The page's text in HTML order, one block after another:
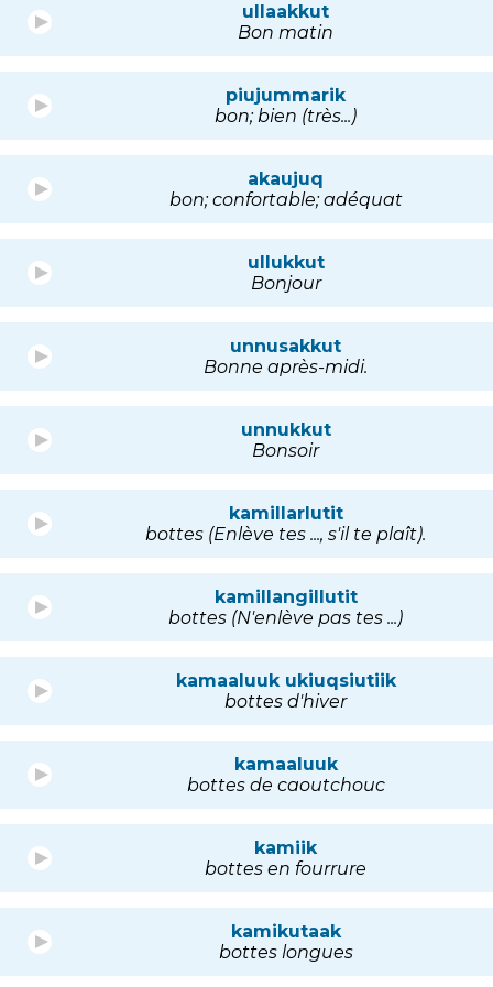
ullaakkut
Bon matin
piujummarik
bon; bien (très...)
akaujuq
bon; confortable; adéquat
ullukkut
Bonjour
unnusakkut
Bonne après-midi.
unnukkut
Bonsoir
kamillarlutit
bottes (Enlève tes ..., s'il te plaît).
kamillangillutit
bottes (N'enlève pas tes ...)
kamaaluuk ukiuqsiutiik
bottes d'hiver
kamaaluuk
bottes de caoutchouc
kamiik
bottes en fourrure
kamikutaak
bottes longues